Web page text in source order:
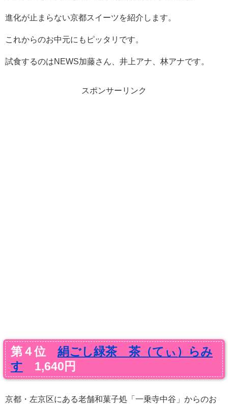
進化が止まらない京都スイーツを紹介します。
これからのお中元にもピッタリです。
試食するのはNEWS加藤さん、井上アナ、林アナです。
スポンサーリンク
第４位 絹ごし緑茶 茶（てぃ）らみ
す 1,640円
京都・左京区にある老舗和菓子処「一乗寺中谷」からのお